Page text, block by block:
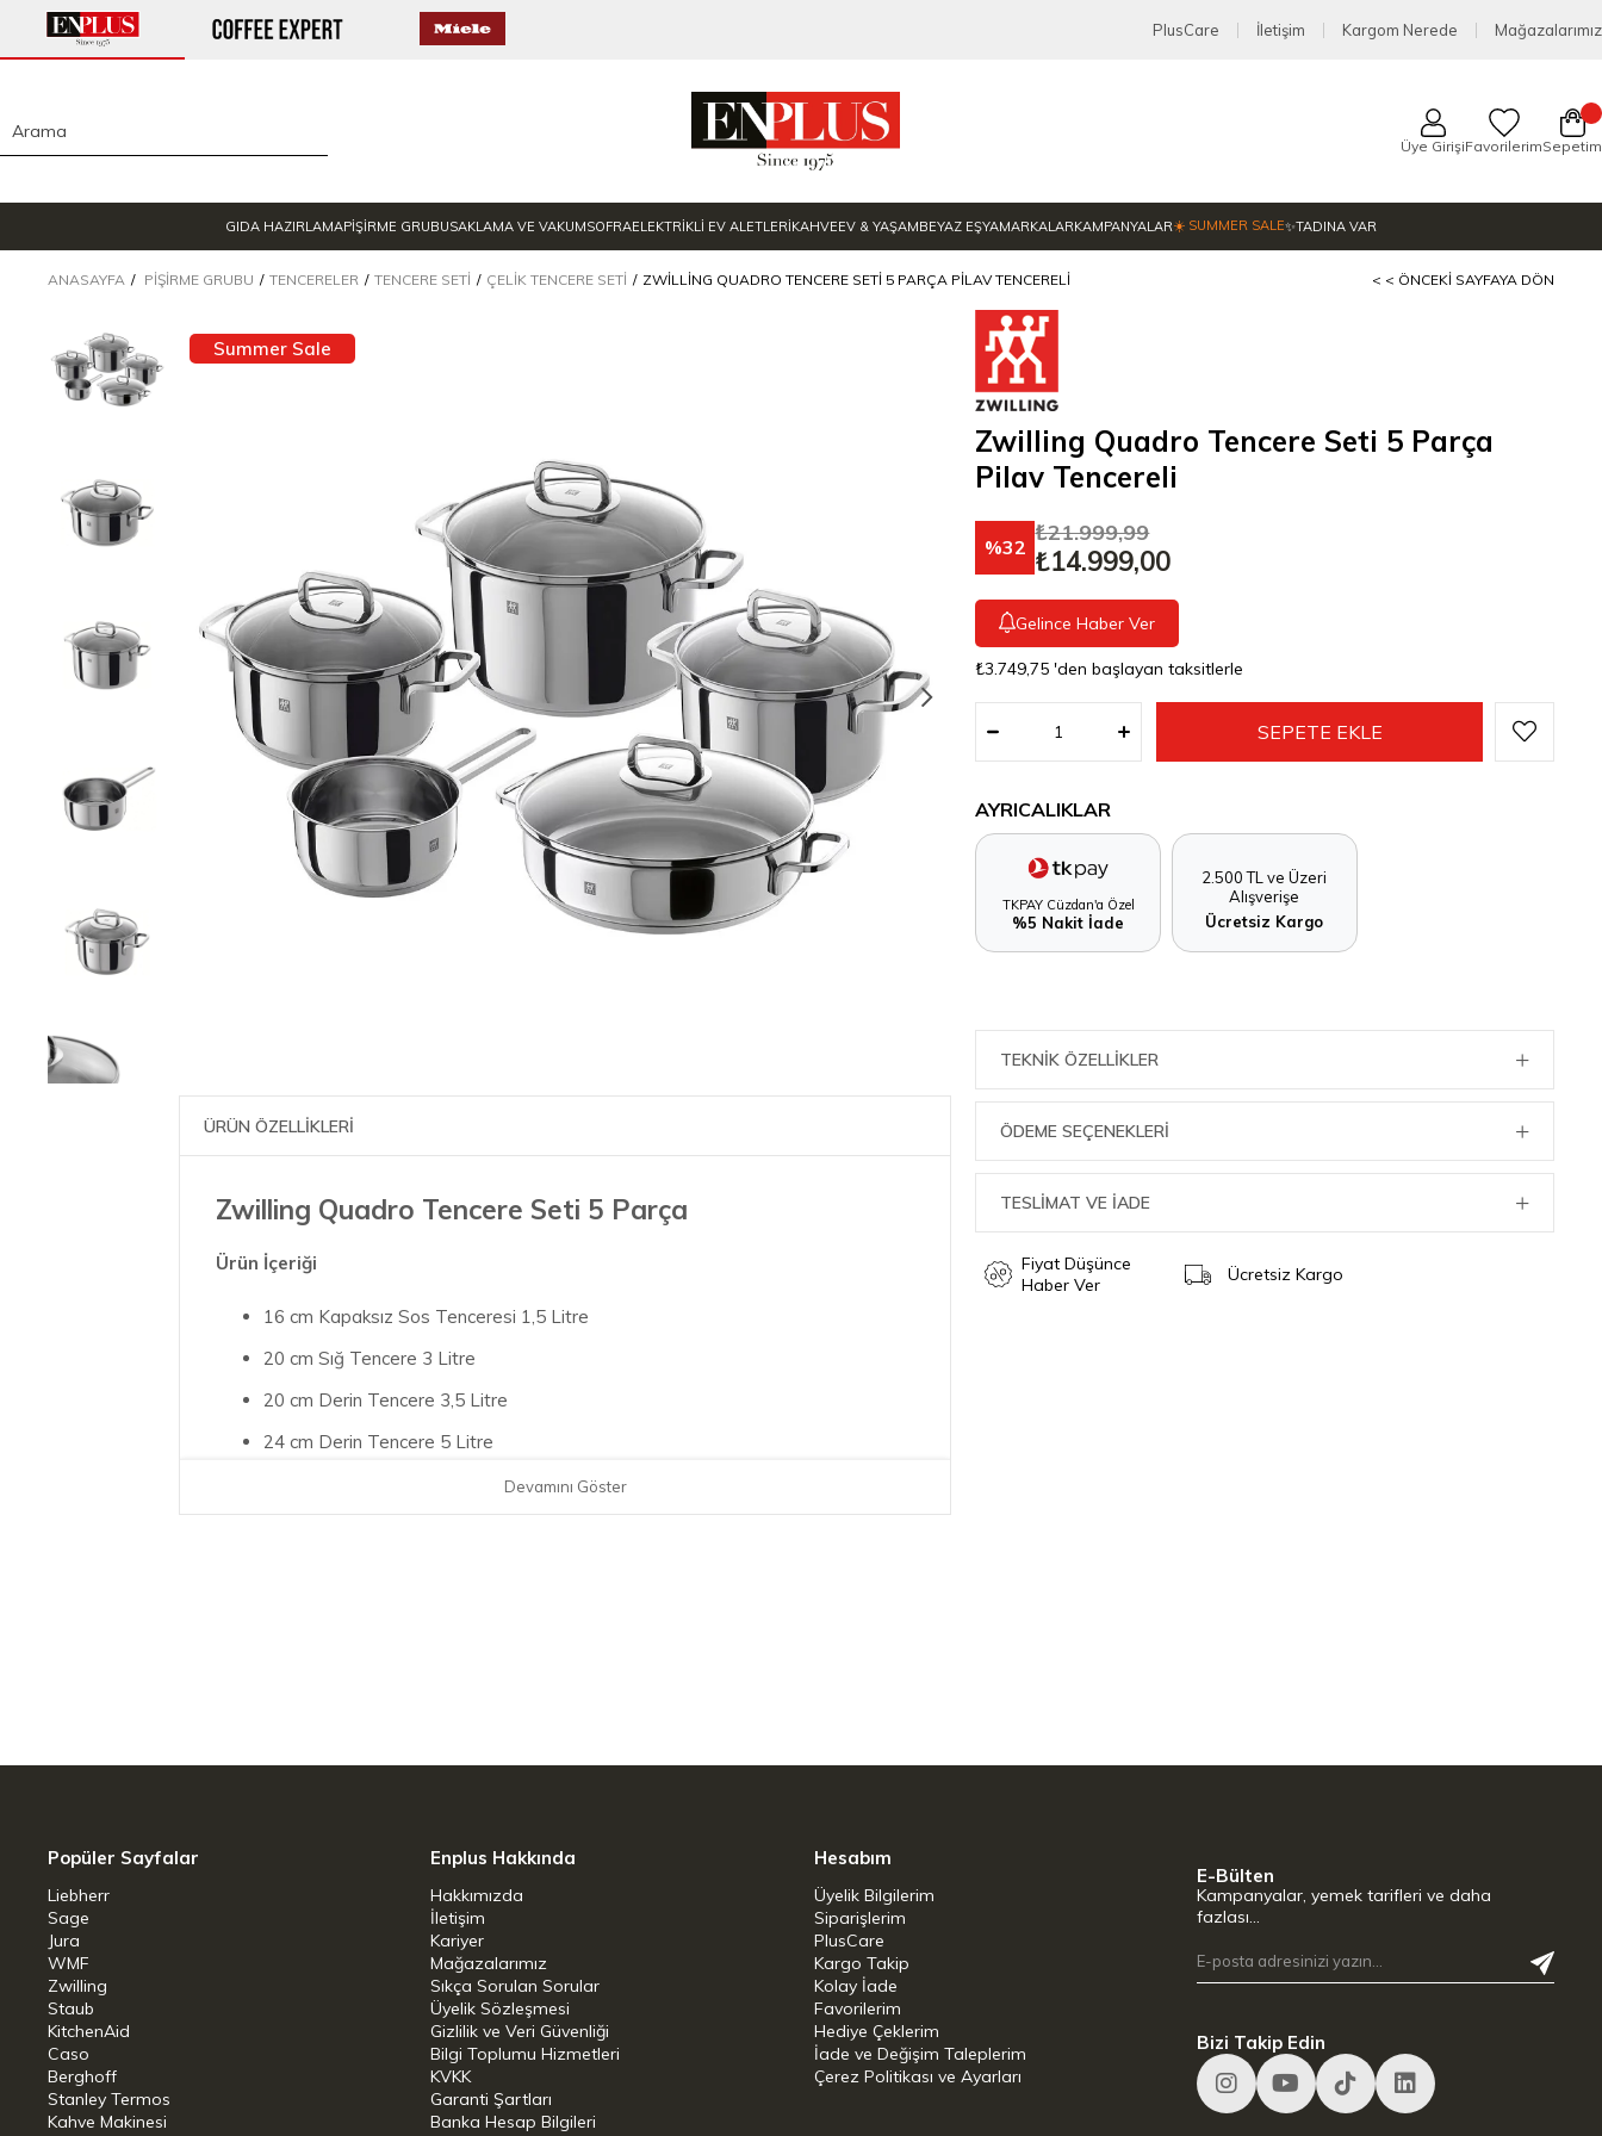
PlusCare İletişim Kargom Nerede Mağazalarımız
Üye GirişiFavorilerimSepetim
GIDA HAZIRLAMAPİŞİRME GRUBUSAKLAMA VE VAKUMSOFRAELEKTRİKLİ EV ALETLERİKAHVEEV & YAŞAMBEYAZ EŞYAMARKALARKAMPANYALAR☀️ SUMMER SALE✨TADINA VAR
ANASAYFA PIŞIRME GRUBU TENCERELER TENCERE SETI ÇELIK TENCERE SETI ZWILLING QUADRO TENCERE SETI 5 PARÇA PILAV TENCERELI < < ÖNCEKI SAYFAYA DÖN
Summer Sale
ÜRÜN ÖZELLİKLERİ
Zwilling Quadro Tencere Seti 5 Parça
Ürün İçeriği
16 cm Kapaksız Sos Tenceresi 1,5 Litre
20 cm Sığ Tencere 3 Litre
20 cm Derin Tencere 3,5 Litre
24 cm Derin Tencere 5 Litre
İndüksiyon dahil tüm ocak tiplerinde kullanıma uygundur.
Borosilikat camdan yapılmıştır.
Termal değişikliklere dayanıklıdır.
Damlama yapmaması için konik kenar tencere ağzı
Devamını Göster
Zwilling Quadro Tencere Seti 5 Parça
Pilav Tencereli
32
₺21.999,99
₺14.999,00
Gelince Haber Ver
₺3.749,75 'den başlayan taksitlerle
AYRICALIKLAR
TKPAY Cüzdan'a Özel
%5 Nakit İade
2.500 TL ve Üzeri
Alışverişe
Ücretsiz Kargo
TEKNIK ÖZELLIKLER
ÖDEME SEÇENEKLERI
TESLİMAT VE İADE
Fiyat Düşünce
Haber Ver
Ücretsiz Kargo
Popüler Sayfalar
Liebherr
Sage
Jura
WMF
Zwilling
Staub
KitchenAid
Caso
Berghoff
Stanley Termos
Kahve Makinesi
Enplus Hakkında
Hakkımızda
İletişim
Kariyer
Mağazalarımız
Sıkça Sorulan Sorular
Üyelik Sözleşmesi
Gizlilik ve Veri Güvenliği
Bilgi Toplumu Hizmetleri
KVKK
Garanti Şartları
Banka Hesap Bilgileri
Hesabım
Üyelik Bilgilerim
Siparişlerim
PlusCare
Kargo Takip
Kolay İade
Favorilerim
Hediye Çeklerim
İade ve Değişim Taleplerim
Çerez Politikası ve Ayarları
E-Bülten
Kampanyalar, yemek tarifleri ve daha
fazlası…
Bizi Takip Edin